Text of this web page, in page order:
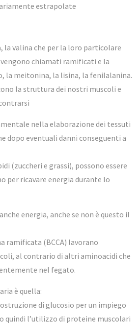
estrapolate
la valina che per la loro particolare
chiamati ramificati e la
la meitonina, la lisina, la fenilalanina.
la struttura dei nostri muscoli e
nella elaborazione dei tessuti
dopo eventuali danni conseguenti a
(zuccheri e grassi), possono essere
per ricavare energia durante lo
energia, anche se non è questo il
ramificata (BCCA) lavorano
al contrario di altri aminoacidi che
nel fegato.
è quella:
di glucosio per un impiego
quindi l’utilizzo di proteine muscolari